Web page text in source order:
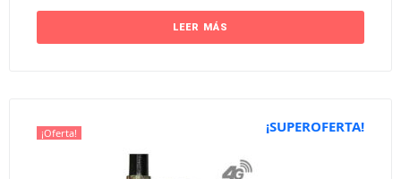
LEER MÁS
¡Oferta! ¡SUPEROFERTA!